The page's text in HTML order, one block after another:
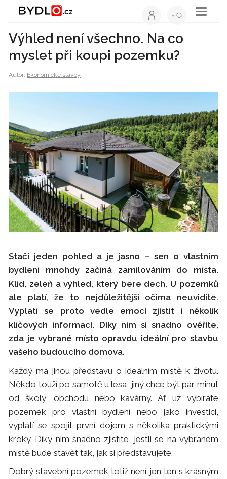
Toggle
Výhled není všechno. Na co
myslet při koupi pozemku?
Autor: Ekonomické stavby
Stačí jeden pohled a je jasno – sen o vlastním
bydlení mnohdy začíná zamilováním do místa.
Klid, zeleň a výhled, který bere dech. U pozemků
ale platí, že to nejdůležitější očima neuvidíte.
Vyplatí se proto vedle emocí zjistit i několik
klíčových informací. Díky nim si snadno ověříte,
zda je vybrané místo opravdu ideální pro stavbu
vašeho budoucího domova.
Každý má jinou představu o ideálním místě k životu.
Někdo touží po samotě u lesa, jiný chce být pár minut
od školy, obchodu nebo kavárny. Ať už vybíráte
pozemek pro vlastní bydlení nebo jako investici,
vyplatí se spojit první dojem s několika praktickými
kroky. Díky nim snadno zjistíte, jestli se na vybraném
místě bude stavět tak, jak si představujete.
Dobrý stavební pozemek totiž není jen ten s krásným